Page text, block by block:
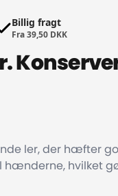
Billig fragt
Fra 39,50 DKK
ler, der hæfter
hvilket